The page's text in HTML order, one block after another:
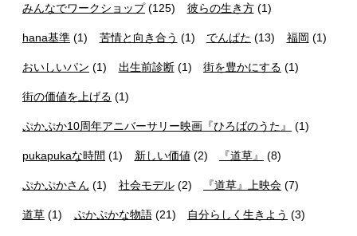
みんなでワークショップ(125) 彼らの生き方(1)
hana基準 (1) 苦情と向き合う (1) でんぱた (13) 福岡 (1)
おいしいパン (1) 出生前診断(1) 街を豊かにする (1)
街の価値を上げる (1)
ぷかぷか10周年アニバーサリー映画『ひろばのうた』 (1)
pukapukaな時間 (1) 新しい価値 (2) 『道草』 (8)
ぷかぷかさん (1) 社会モデル(2) 『道草』上映会 (7)
道草 (1) ぷかぷかな物語(21) 自分らしく生きよう (3)